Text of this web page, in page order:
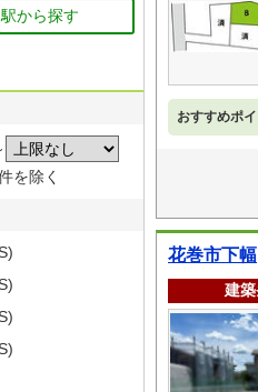
おすすめポ
花巻市下幅
建
から探す
を除く